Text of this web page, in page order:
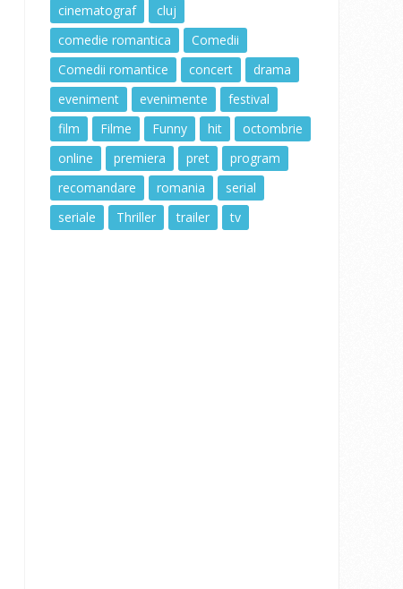
cinematograf
cluj
comedie romantica
Comedii
Comedii romantice
concert
drama
eveniment
evenimente
festival
film
Filme Funny hit
octombrie
online
premiera pret
program
recomandare
romania
serial
seriale
Thriller trailer tv